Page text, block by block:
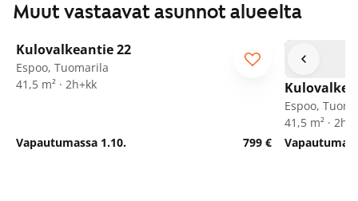
Muut vastaavat asunnot alueelta
Kulovalkeantie 22
Espoo, Tuomarila
41,5 m² · 2h+kk
Vapautumassa 1.10. 799 €
Espoo,
41,5 m² ·